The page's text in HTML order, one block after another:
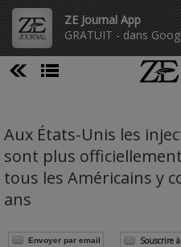
ZE Journal App
GRATUIT - dans
Aux États-Unis les
sont plus
tous les Américains y
ans
Envoyer par email Souscrire